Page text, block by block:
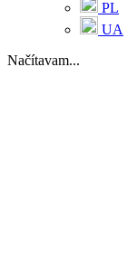
PL
UA
Načítavam...